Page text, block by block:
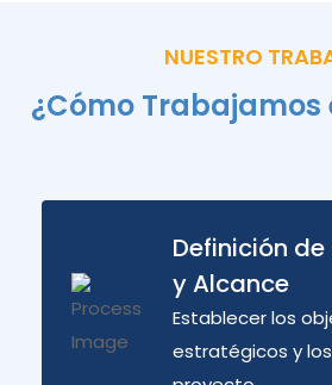
NUESTRO
¿Cómo Trabajamos
Definición
y Alcance
Establecer los
estratégicos y